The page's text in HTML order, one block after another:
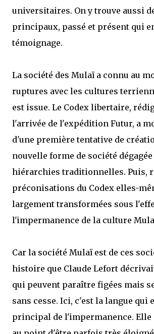
universitaires. On y trouve aussi
principaux, passé et présent qui
témoignage.
La société des Mulaï a connu au
ruptures avec les cultures
est issue. Le Codex libertaire,
l'arrivée de l'expédition Futur, a
d'une première tentative de
nouvelle forme de société dégagée
hiérarchies traditionnelles. Puis,
préconisations du Codex elles-
largement transformées sous
l'impermanence de la culture
Car la société Mulaï est de ces
histoire que Claude Lefort
qui peuvent paraître figées mais
sans cesse. Ici, c'est la langue qui
principal de l'impermanence. Elle